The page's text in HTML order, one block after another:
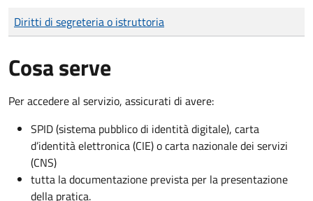
Tipo di pagamento
Importo
Diritti di segreteria o istruttoria
Cosa serve
Per accedere al servizio, assicurati di avere:
SPID (sistema pubblico di identità digitale), carta
d’identità elettronica (CIE) o carta nazionale dei servizi
(CNS)
tutta la documentazione prevista per la presentazione
della pratica.